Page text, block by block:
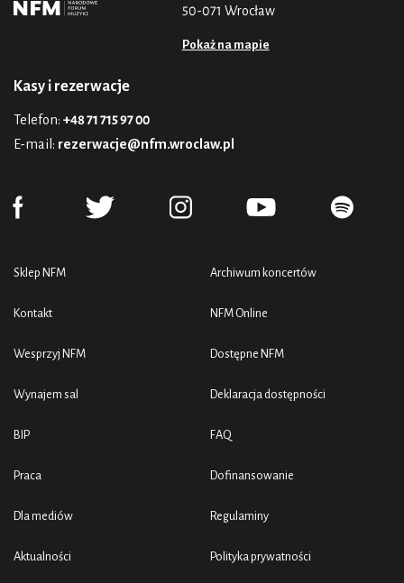
50-071 Wrocław
Pokaż na mapie
Kasy i rezerwacje
Telefon: +48 71 715 97 00
E-mail: rezerwacje@nfm.wroclaw.pl
Sklep NFM
Kontakt
Wesprzyj NFM
Wynajem sal
BIP
Praca
Dla mediów
Aktualności
Archiwum koncertów
NFM Online
Dostępne NFM
Deklaracja dostępności
FAQ
Dofinansowanie
Regulaminy
Polityka prywatności